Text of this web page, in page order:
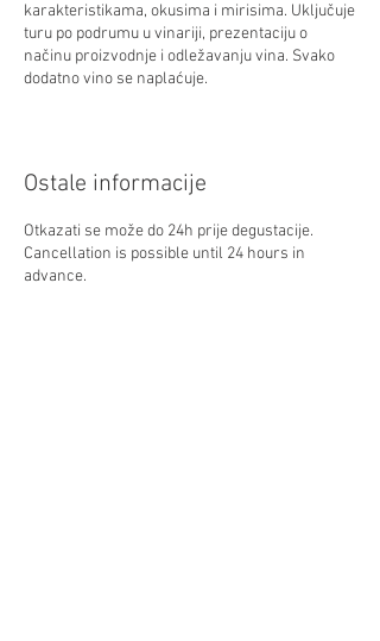
karakteristikama, okusima i mirisima. Uključuje
turu po podrumu u vinariji, prezentaciju o
načinu proizvodnje i odležavanju vina. Svako
dodatno vino se naplaćuje.
Ostale informacije
Otkazati se može do 24h prije degustacije.
Cancellation is possible until 24 hours in
advance.